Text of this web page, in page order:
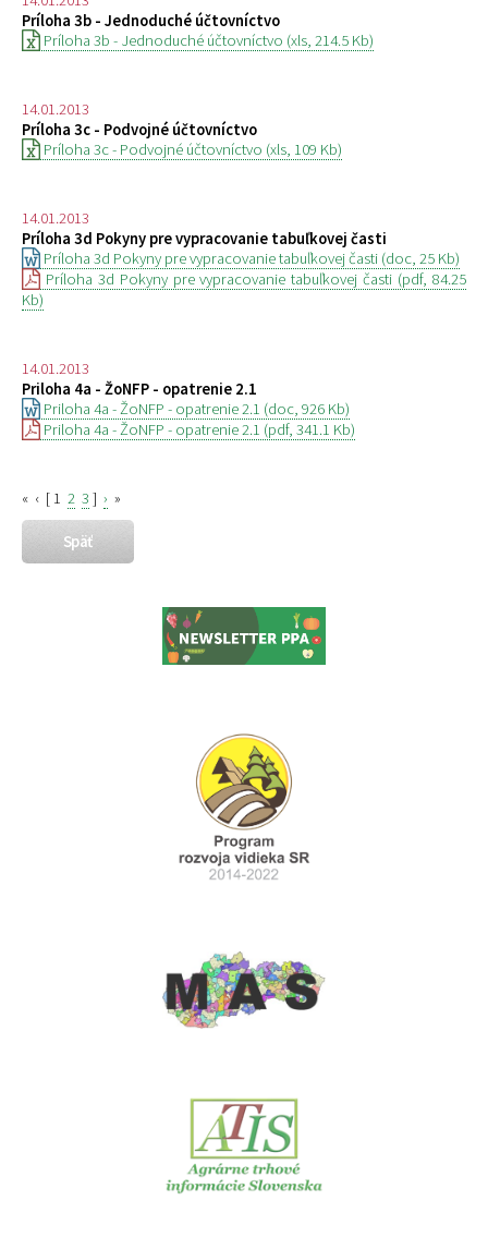
Príloha 3b - Jednoduché účtovníctvo
Príloha 3b - Jednoduché účtovníctvo (xls, 214.5 Kb)
14.01.2013
Príloha 3c - Podvojné účtovníctvo
Príloha 3c - Podvojné účtovníctvo (xls, 109 Kb)
14.01.2013
Príloha 3d Pokyny pre vypracovanie tabuľkovej časti
Príloha 3d Pokyny pre vypracovanie tabuľkovej časti (doc, 25 Kb)
Príloha 3d Pokyny pre vypracovanie tabuľkovej časti (pdf, 84.25
Kb)
14.01.2013
Priloha 4a - ŽoNFP - opatrenie 2.1
Priloha 4a - ŽoNFP - opatrenie 2.1 (doc, 926 Kb)
Priloha 4a - ŽoNFP - opatrenie 2.1 (pdf, 341.1 Kb)
« ‹ [ 1 2 3 ] › »
Späť